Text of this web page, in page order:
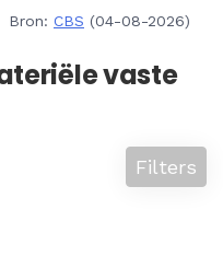
Bron: CBS (04-08-2026)
vaste
Filters